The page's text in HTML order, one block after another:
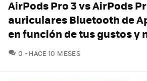
AirPods Pro 3 vs AirPods
auriculares Bluetooth de
en función de tus gustos y
0 COMENTARIOS
HACE 10 MESES